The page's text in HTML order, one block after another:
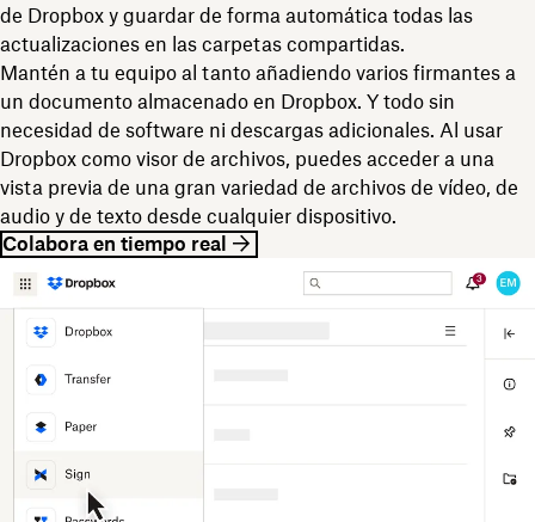
de Dropbox y guardar de forma automática todas las
actualizaciones en las carpetas compartidas.
Mantén a tu equipo al tanto añadiendo varios firmantes a
un documento almacenado en Dropbox. Y todo sin
necesidad de software ni descargas adicionales. Al usar
Dropbox como visor de archivos, puedes acceder a una
vista previa de una gran variedad de archivos de vídeo, de
audio y de texto desde cualquier dispositivo.
Colabora en tiempo real